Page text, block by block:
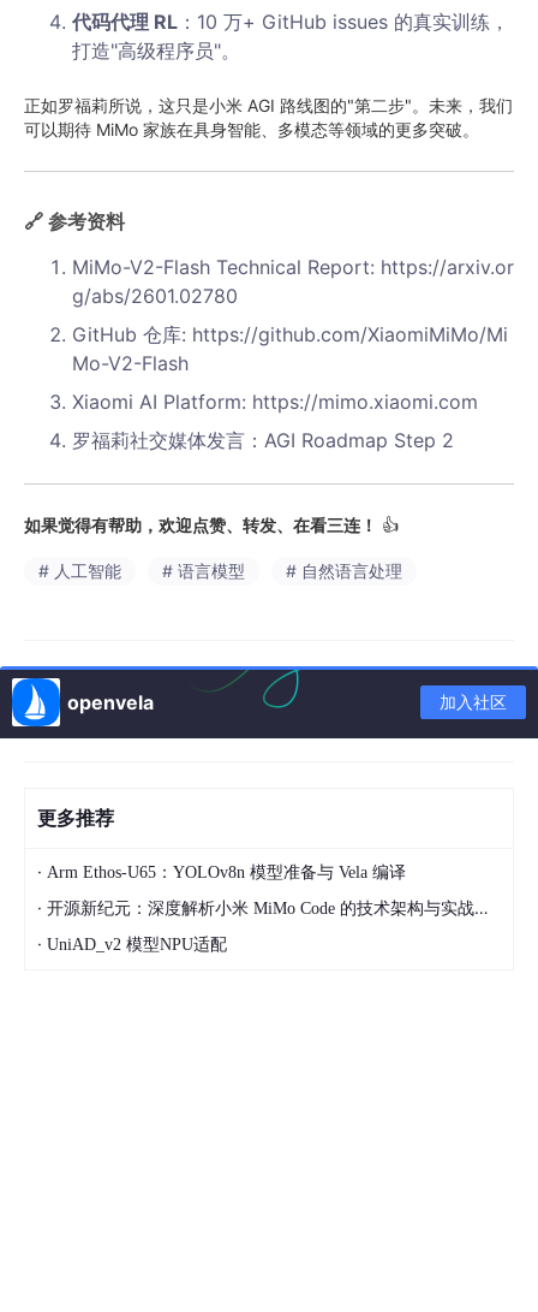
代码代理 RL ：10 万+ GitHub issues 的真实训练，
打造"高级程序员"。
正如罗福莉所说，这只是小米 AGI 路线图的"第二步"。未来，我们
可以期待 MiMo 家族在具身智能、多模态等领域的更多突破。
🔗 参考资料
MiMo-V2-Flash Technical Report: https://arxiv.or
g/abs/2601.02780
GitHub 仓库: https://github.com/XiaomiMiMo/Mi
Mo-V2-Flash
Xiaomi AI Platform: https://mimo.xiaomi.com
罗福莉社交媒体发言：AGI Roadmap Step 2
如果觉得有帮助，欢迎点赞、转发、在看三连！ 👍
# 人工智能 # 语言模型 # 自然语言处理
openvela 加入社区
更多推荐
· Arm Ethos‑U65：YOLOv8n 模型准备与 Vela 编译
· 开源新纪元：深度解析小米 MiMo Code 的技术架构与实战应用
· UniAD_v2 模型NPU适配